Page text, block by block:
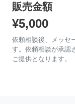
販売金額
¥5,000
依頼相談後、メッセ
す。依頼相談が承認
ご提供となります。